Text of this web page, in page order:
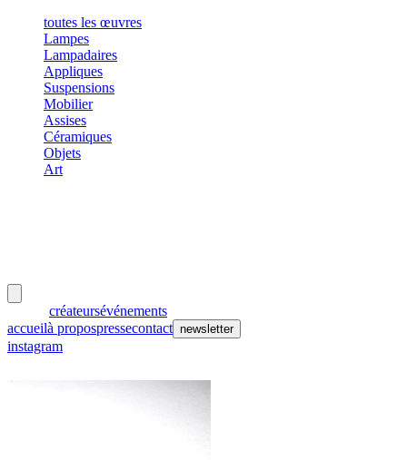
toutes les œuvres
Lampes
Lampadaires
Appliques
Suspensions
Mobilier
Assises
Céramiques
Objets
Art
créateursévénements
accueilà propospressecontact newsletter
instagram